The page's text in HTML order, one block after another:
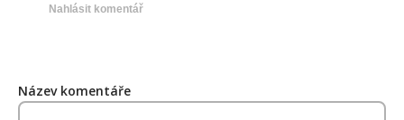
Nahlásit komentář
Název komentáře